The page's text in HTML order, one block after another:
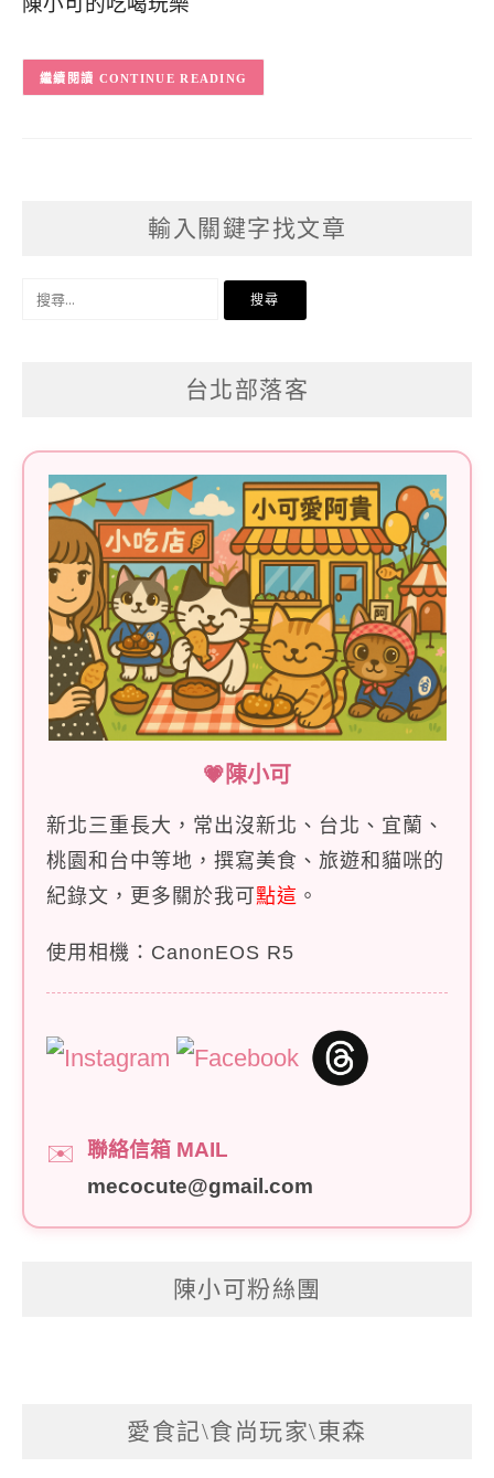
CONTINUE READING
輸入關鍵字找文章
搜
台北部落客
💗陳小可
新北三重長大，常出沒新北、台北、宜蘭、
桃園和台中等地，撰寫美食、旅遊和貓咪的
紀錄文，更多關於我可 點這 。
使用相機：CanonEOS R5
✉️
聯絡信箱 MAIL
mecocute@gmail.com
陳小可粉絲團
愛食記\食尚玩家\東森